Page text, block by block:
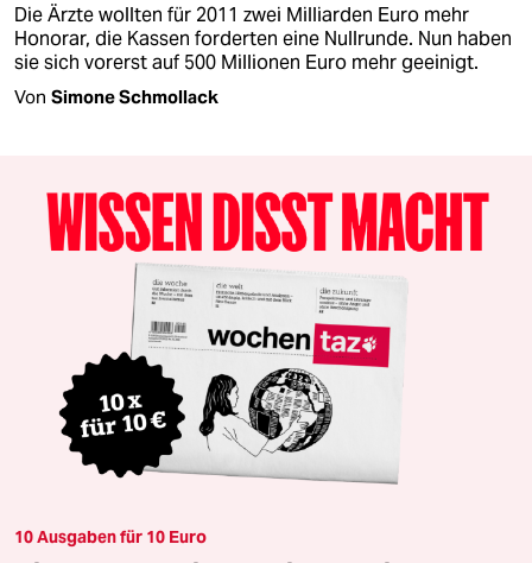
Die Ärzte wollten für 2011 zwei Milliarden Euro mehr
Honorar, die Kassen forderten eine Nullrunde. Nun haben
sie sich vorerst auf 500 Millionen Euro mehr geeinigt.
Von Simone Schmollack
10 Ausgaben für 10 Euro